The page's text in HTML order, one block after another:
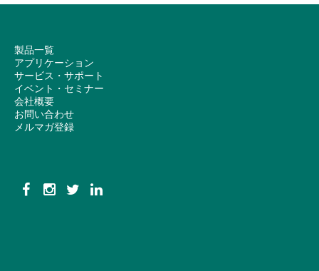
製品一覧
アプリケーション
サービス・サポート
イベント・セミナー
会社概要
お問い合わせ
メルマガ登録